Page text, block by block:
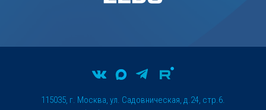
115035, г. Москва, ул. Садовническая, д.24, стр.6.